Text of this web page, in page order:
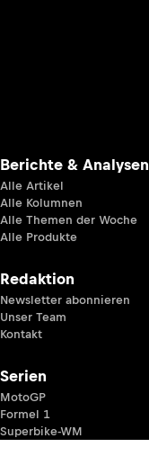
Berichte & Analysen
Alle Artikel
Alle Kolumnen
Alle Themen der Woche
Alle Produkte
Redaktion
Newsletter abonnieren
Unser Team
Kontakt
Serien
MotoGP
Formel 1
Superbike-WM